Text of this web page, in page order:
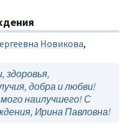
Новикова,
здоровья,
добра и любви!
наилучшего! С
Ирина Павловна!